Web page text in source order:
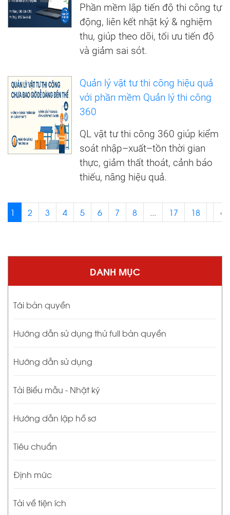
DANH MỤC
Tái bản quyền
Hướng dẫn sử dụng thử full bản quyền
Hướng dẫn sử dụng
Tải Biểu mẫu - Nhật ký
Hướng dẫn lập hồ sơ
Tiêu chuẩn
Định mức
Tải về tiện ích
Phần mềm lập tiến độ thi công tự
động, liên kết nhật ký & nghiệm
thu, giúp theo dõi, tối ưu tiến độ
và giảm sai sót.
Quản lý vật tư thi công hiệu quả
với phần mềm Quản lý thi công
360
QL vật tư thi công 360 giúp kiểm
soát nhập–xuất–tồn thời gian
thực, giảm thất thoát, cảnh báo
thiếu, nâng hiệu quả.
1 2 3 4 5 6 7 8 ... 17 18 ‹